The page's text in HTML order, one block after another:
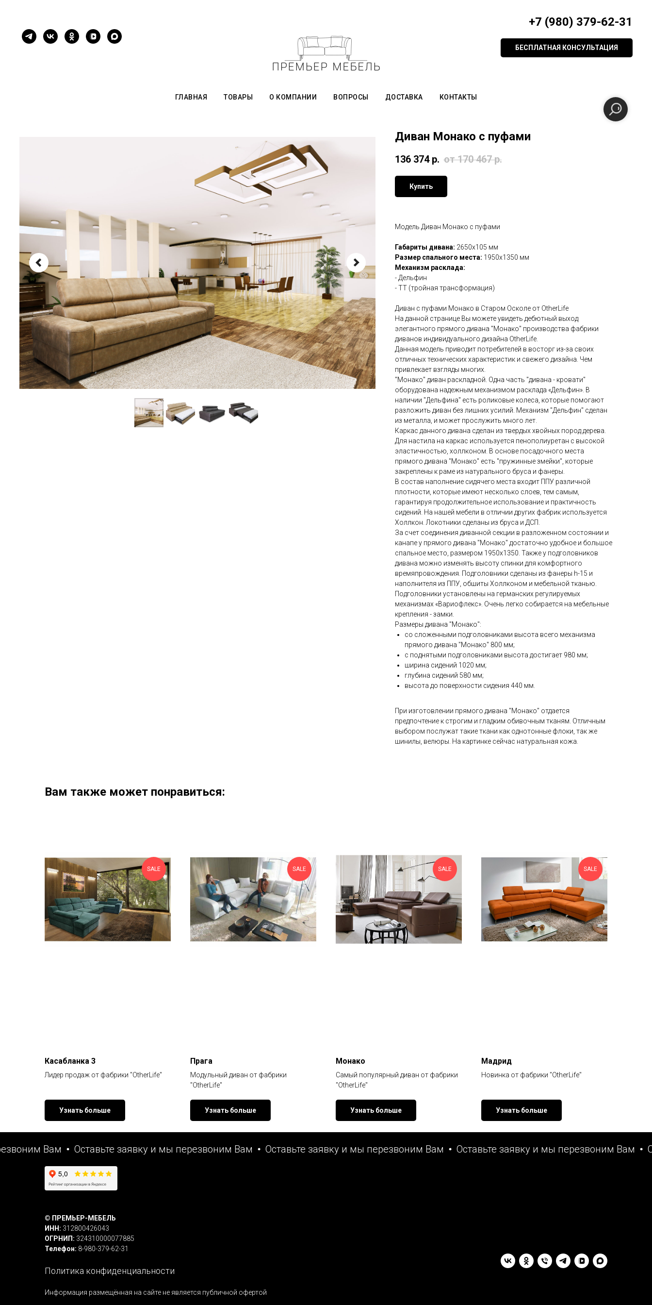
+7 (980) 379-62-31
БЕСПЛАТНАЯ КОНСУЛЬТАЦИЯ
ГЛАВНАЯ ТОВАРЫ О КОМПАНИИ ВОПРОСЫ ДОСТАВКА КОНТАКТЫ
Диван Монако с пуфами
136 374 р. от 170 467 р.
Купить
Модель Диван Монако с пуфами
Габариты дивана: 2650х105 мм
Размер спального места: 1950х1350 мм
Механизм расклада:
- Дельфин
- ТТ (тройная трансформация)
Диван с пуфами Монако в Старом Осколе от OtherLife
На данной странице Вы можете увидеть дебютный выход
элегантного прямого дивана "Монако" производства фабрики
диванов индивидуального дизайна OtherLife.
Данная модель приводит потребителей в восторг из-за своих
отличных технических характеристик и свежего дизайна. Чем
привлекает взгляды многих.
"Монако" диван раскладной. Одна часть "дивана - кровати"
оборудована надежным механизмом расклада «Дельфин». В
наличии "Дельфина" есть роликовые колеса, которые помогают
разложить диван без лишних усилий. Механизм "Дельфин" сделан
из металла, и может прослужить много лет.
Каркас данного дивана сделан из твердых хвойных пород дерева.
Для настила на каркас используется пенополиуретан с высокой
эластичностью, холлконом. В основе посадочного места
прямого дивана "Монако" есть "пружинные змейки", которые
закреплены к раме из натурального бруса и фанеры.
В состав наполнение сидячего места входит ППУ различной
плотности, которые имеют несколько слоев, тем самым,
гарантируя продолжительное использование и практичность
сидений. На нашей мебели в отличии других фабрик используется
Холлкон. Локотники сделаны из бруса и ДСП.
За счет соединения диванной секции в разложенном состоянии и
канапе у прямого дивана "Монако" достаточно удобное и большое
спальное место, размером 1950х1350. Также у подголовников
дивана можно изменять высоту спинки для комфортного
времяпровождения. Подголовники сделаны из фанеры h-15 и
наполнителя из ППУ, обшиты Холлконом и мебельной тканью.
Подголовники установлены на германских регулируемых
механизмах «Вариофлекс». Очень легко собирается на мебельные
крепления - замки.
Размеры дивана "Монако":
со сложенными подголовниками высота всего механизма
прямого дивана "Монако" 800 мм;
с поднятыми подголовниками высота достигает 980 мм;
ширина сидений 1020 мм;
глубина сидений 580 мм;
высота до поверхности сидения 440 мм.
При изготовлении прямого дивана "Монако" отдается
предпочтение к строгим и гладким обивочным тканям. Отличным
выбором послужат такие ткани как однотонные флоки, так же
шинилы, велюры. На картинке сейчас натуральная кожа.
Вам также может понравиться:
SALE
Касабланка 3
Лидер продаж от фабрики "OtherLife"
Узнать больше
SALE
Прага
Модульный диван от фабрики
"OtherLife"
Узнать больше
SALE
Монако
Самый популярный диван от фабрики
"OtherLife"
Узнать больше
SALE
Мадрид
Новинка от фабрики "OtherLife"
Узнать больше
Вам Оставьте заявку и мы перезвоним Вам Оставьте заявку и мы перезвоним Вам Оставьте заявку и мы перезвоним Вам
© ПРЕМЬЕР-МЕБЕЛЬ
ИНН: 312800426043
ОГРНИП: 324310000077885
Телефон: 8-980-379-62-31
Политика конфиденциальности
Информация размещённая на сайте не является публичной офертой